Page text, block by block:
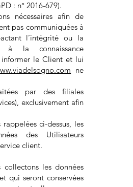
: n° 2016-679).
nécessaires afin de
pas communiquées à
l’intégrité ou la
la connaissance
informer le Client et lui
ne
par des filiales
exclusivement afin
ci-dessus, les
des Utilisateurs
client.
collectons les données
qui seront conservées